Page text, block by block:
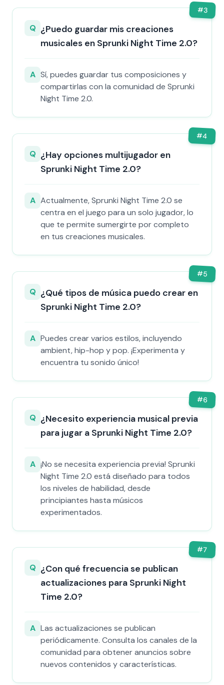
#3
Q ¿Puedo guardar mis creaciones
musicales en Sprunki Night Time 2.0?
A Sí, puedes guardar tus composiciones y
compartirlas con la comunidad de Sprunki
Night Time 2.0.
#4
Q ¿Hay opciones multijugador en
Sprunki Night Time 2.0?
A Actualmente, Sprunki Night Time 2.0 se
centra en el juego para un solo jugador, lo
que te permite sumergirte por completo
en tus creaciones musicales.
#5
Q ¿Qué tipos de música puedo crear en
Sprunki Night Time 2.0?
A Puedes crear varios estilos, incluyendo
ambient, hip-hop y pop. ¡Experimenta y
encuentra tu sonido único!
#6
Q ¿Necesito experiencia musical previa
para jugar a Sprunki Night Time 2.0?
A ¡No se necesita experiencia previa! Sprunki
Night Time 2.0 está diseñado para todos
los niveles de habilidad, desde
principiantes hasta músicos
experimentados.
#7
Q ¿Con qué frecuencia se publican
actualizaciones para Sprunki Night
Time 2.0?
A Las actualizaciones se publican
periódicamente. Consulta los canales de la
comunidad para obtener anuncios sobre
nuevos contenidos y características.